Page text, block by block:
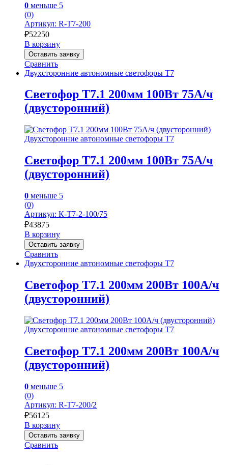
0 меньше 5
(0)
Артикул: R-Т7-200
₽52250
В корзину
Оставить заявку
Сравнить
Двухсторонние автономные светофоры Т7
Светофор Т7.1 200мм 100Вт 75А/ч
(двусторонний)
Двухсторонние автономные светофоры Т7
Светофор Т7.1 200мм 100Вт 75А/ч
(двусторонний)
0 меньше 5
(0)
Артикул: К-Т7-2-100/75
₽43875
В корзину
Оставить заявку
Сравнить
Двухсторонние автономные светофоры Т7
Светофор Т7.1 200мм 200Вт 100А/ч
(двусторонний)
Двухсторонние автономные светофоры Т7
Светофор Т7.1 200мм 200Вт 100А/ч
(двусторонний)
0 меньше 5
(0)
Артикул: R-Т7-200/2
₽56125
В корзину
Оставить заявку
Сравнить